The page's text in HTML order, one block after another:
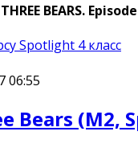
BEARS.
Spotlight 4 класс
06:55
Bears (M2,